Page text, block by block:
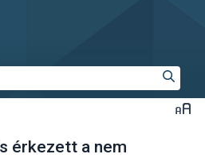
érkezett a nem